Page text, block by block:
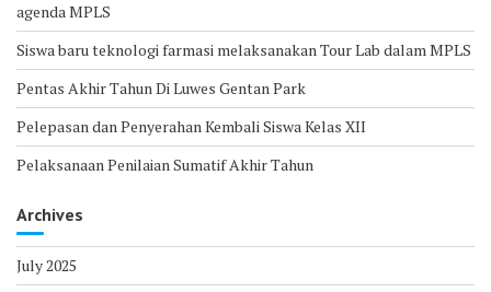
agenda MPLS
Siswa baru teknologi farmasi melaksanakan Tour Lab dalam MPLS
Pentas Akhir Tahun Di Luwes Gentan Park
Pelepasan dan Penyerahan Kembali Siswa Kelas XII
Pelaksanaan Penilaian Sumatif Akhir Tahun
Archives
July 2025